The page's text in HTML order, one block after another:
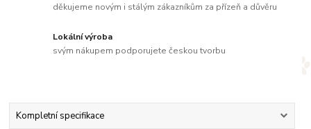
děkujeme novým i stálým zákazníkům za přízeň a důvěru
Lokální výroba
svým nákupem podporujete českou tvorbu
Kompletní specifikace